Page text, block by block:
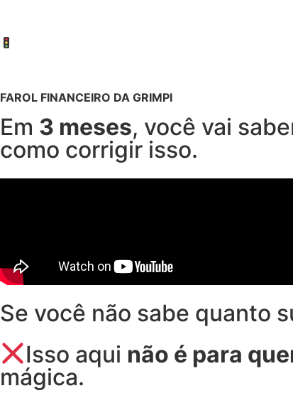
FAROL FINANCEIRO DA GRIMPI
Em 3 meses, você vai
como corrigir isso.
Se você não sabe quanto
Isso aqui não é para
mágica.